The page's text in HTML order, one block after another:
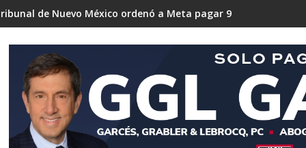
México ordenó a Meta pagar 942 millones de dólares por los
Trump se acerca a lograr